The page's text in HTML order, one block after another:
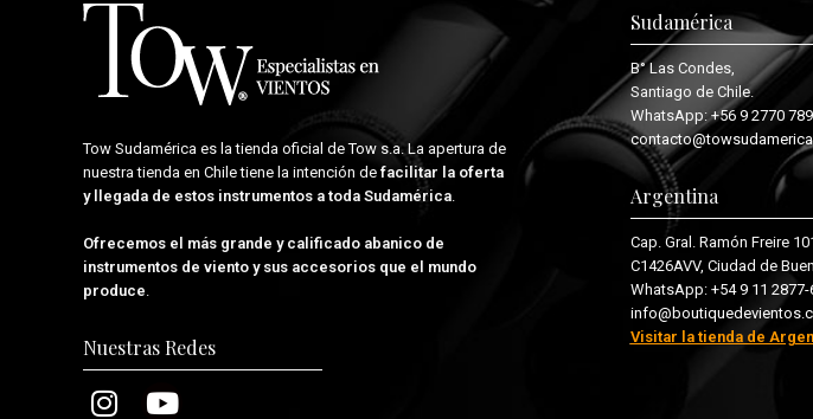
Tow Sudamérica es la tienda oficial deTow s.a. La apertura de
nuestra tienda en Chile tiene la intención de facilitar la oferta
y llegada de estos instrumentos a toda Sudamérica.
Ofrecemos el más grande y calificado abanico de
instrumentos de viento y sus accesorios que el mundo
produce.
Nuestras Redes
Sudamérica
B° Las Condes,
Santiago de Chile.
WhatsApp: +56 9 2770
Argentina
Cap. Gral. Ramón Freire
C1426AVV, Ciudad de
WhatsApp: +54 9 11 2877-
Visitar la tienda de